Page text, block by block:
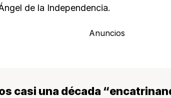
de la Independencia.
Anuncios
casi una década